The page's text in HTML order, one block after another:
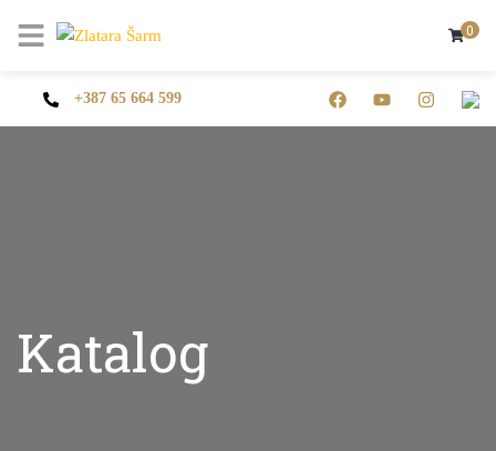
+387 65 664 599
Katalog
0